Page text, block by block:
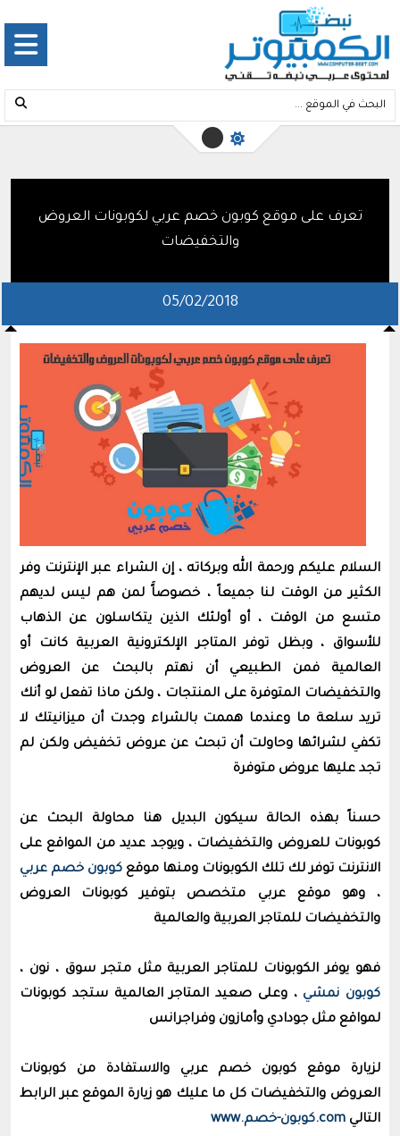
تعرف على موقع كوبون خصم عربي لكوبونات العروض
والتخفيضات
05/02/2018
السلام عليكم ورحمة الله وبركاته ، إن الشراء عبر الإنترنت وفر
الكثير من الوقت لنا جميعاً ، خصوصاًَ لمن هم ليس لديهم
متسع من الوقت ، أو أولئك الذين يتكاسلون عن الذهاب
للأسواق ، وبظل توفر المتاجر الإلكترونية العربية كانت أو
العالمية فمن الطبيعي أن نهتم بالبحث عن العروض
والتخفيضات المتوفرة على المنتجات ، ولكن ماذا تفعل لو أنك
تريد سلعة ما وعندما هممت بالشراء وجدت أن ميزانيتك لا
تكفي لشرائها وحاولت أن تبحث عن عروض تخفيض ولكن لم
تجد عليها عروض متوفرة
حسناً بهذه الحالة سيكون البديل هنا محاولة البحث عن
كوبونات للعروض والتخفيضات ، ويوجد عديد من المواقع على
الانترنت توفر لك تلك الكوبونات ومنها موقع كوبون خصم عربي
، وهو موقع عربي متخصص بتوفير كوبونات العروض
والتخفيضات للمتاجر العربية والعالمية
فهو يوفر الكوبونات للمتاجر العربية مثل متجر سوق ، نون ،
كوبون نمشي ، وعلى صعيد المتاجر العالمية ستجد كوبونات
لمواقع مثل جودادي وأمازون وفراجرانس
لزيارة موقع كوبون خصم عربي والاستفادة من كوبونات
العروض والتخفيضات كل ما عليك هو زيارة الموقع عبر الرابط
التالي com.كوبون-خصم.www